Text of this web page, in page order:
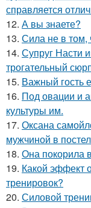
справляется
12. А вы знаете?
13. Сила не в том,
14. Супруг Насти
трогательный
15. Важный гость
16. Под овации и
культуры им.
17. Оксана
мужчиной в
18. Она покорила
19. Какой эффект
тренировок?
20. Силовой